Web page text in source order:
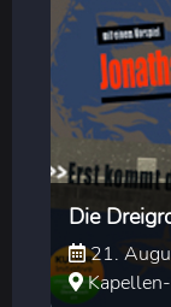
Die
21.